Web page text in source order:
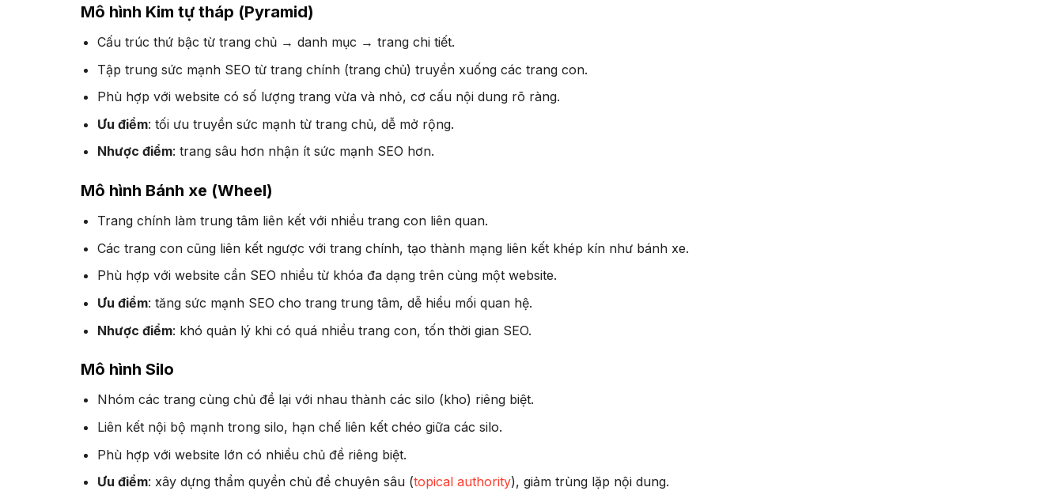
Mô hình Kim tự tháp (Pyramid)
Cấu trúc thứ bậc từ trang chủ → danh mục → trang chi tiết.
Tập trung sức mạnh SEO từ trang chính (trang chủ) truyền xuống các trang con.
Phù hợp với website có số lượng trang vừa và nhỏ, cơ cấu nội dung rõ ràng.
Ưu điểm: tối ưu truyền sức mạnh từ trang chủ, dễ mở rộng.
Nhược điểm: trang sâu hơn nhận ít sức mạnh SEO hơn.
Mô hình Bánh xe (Wheel)
Trang chính làm trung tâm liên kết với nhiều trang con liên quan.
Các trang con cũng liên kết ngược với trang chính, tạo thành mạng liên kết khép kín như bánh xe.
Phù hợp với website cần SEO nhiều từ khóa đa dạng trên cùng một website.
Ưu điểm: tăng sức mạnh SEO cho trang trung tâm, dễ hiểu mối quan hệ.
Nhược điểm: khó quản lý khi có quá nhiều trang con, tốn thời gian SEO.
Mô hình Silo
Nhóm các trang cùng chủ đề lại với nhau thành các silo (kho) riêng biệt.
Liên kết nội bộ mạnh trong silo, hạn chế liên kết chéo giữa các silo.
Phù hợp với website lớn có nhiều chủ đề riêng biệt.
Ưu điểm: xây dựng thẩm quyền chủ đề chuyên sâu (topical authority), giảm trùng lặp nội dung.